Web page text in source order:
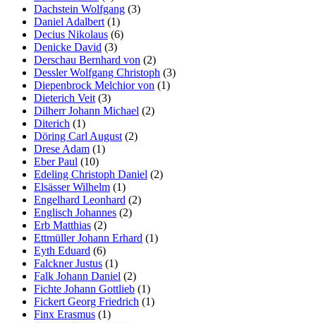
Dachstein Wolfgang (3)
Daniel Adalbert (1)
Decius Nikolaus (6)
Denicke David (3)
Derschau Bernhard von (2)
Dessler Wolfgang Christoph (3)
Diepenbrock Melchior von (1)
Dieterich Veit (3)
Dilherr Johann Michael (2)
Diterich (1)
Döring Carl August (2)
Drese Adam (1)
Eber Paul (10)
Edeling Christoph Daniel (2)
Elsässer Wilhelm (1)
Engelhard Leonhard (2)
Englisch Johannes (2)
Erb Matthias (2)
Ettmüller Johann Erhard (1)
Eyth Eduard (6)
Falckner Justus (1)
Falk Johann Daniel (2)
Fichte Johann Gottlieb (1)
Fickert Georg Friedrich (1)
Finx Erasmus (1)